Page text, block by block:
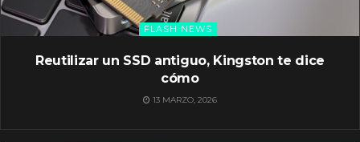
FLASH NEWS
Reutilizar un SSD antiguo, Kingston te dice
cómo
13 MARZO, 2026